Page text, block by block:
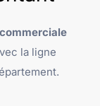
la ligne